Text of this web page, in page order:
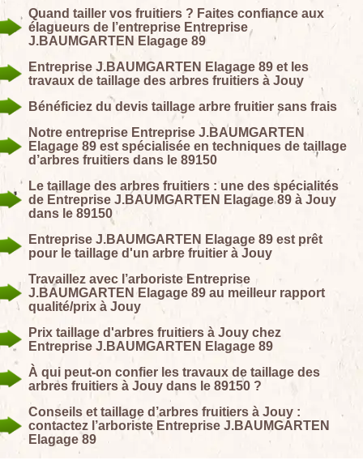
Quand tailler vos fruitiers ? Faites confiance aux
élagueurs de l’entreprise Entreprise
J.BAUMGARTEN Elagage 89
Entreprise J.BAUMGARTEN Elagage 89 et les
travaux de taillage des arbres fruitiers à Jouy
Bénéficiez du devis taillage arbre fruitier sans frais
Notre entreprise Entreprise J.BAUMGARTEN
Elagage 89 est spécialisée en techniques de taillage
d’arbres fruitiers dans le 89150
Le taillage des arbres fruitiers : une des spécialités
de Entreprise J.BAUMGARTEN Elagage 89 à Jouy
dans le 89150
Entreprise J.BAUMGARTEN Elagage 89 est prêt
pour le taillage d'un arbre fruitier à Jouy
Travaillez avec l’arboriste Entreprise
J.BAUMGARTEN Elagage 89 au meilleur rapport
qualité/prix à Jouy
Prix taillage d'arbres fruitiers à Jouy chez
Entreprise J.BAUMGARTEN Elagage 89
À qui peut-on confier les travaux de taillage des
arbres fruitiers à Jouy dans le 89150 ?
Conseils et taillage d’arbres fruitiers à Jouy :
contactez l’arboriste Entreprise J.BAUMGARTEN
Elagage 89